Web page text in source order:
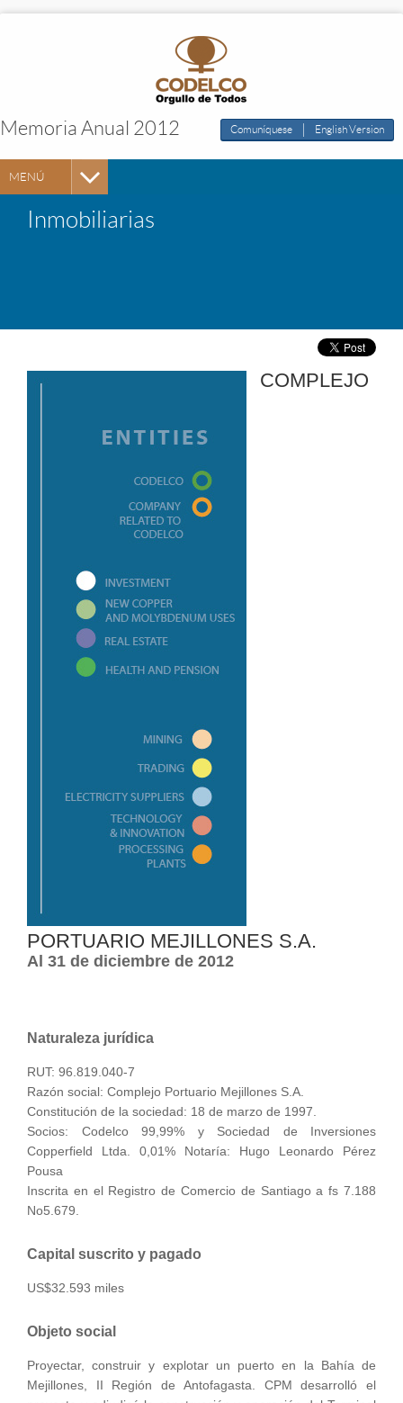
Memoria Anual 2012 Comuníquese English Version
MENÚ
Inmobiliarias
COMPLEJO
PORTUARIO MEJILLONES S.A.
Al 31 de diciembre de 2012
Naturaleza jurídica
RUT: 96.819.040-7
Razón social: Complejo Portuario Mejillones S.A.
Constitución de la sociedad: 18 de marzo de 1997.
Socios: Codelco 99,99% y Sociedad de Inversiones
Copperfield Ltda. 0,01% Notaría: Hugo Leonardo Pérez
Pousa
Inscrita en el Registro de Comercio de Santiago a fs 7.188
No5.679.
Capital suscrito y pagado
US$32.593 miles
Objeto social
Proyectar, construir y explotar un puerto en la Bahía de
Mejillones, II Región de Antofagasta. CPM desarrolló el